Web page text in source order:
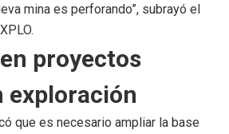
mina es perforando”, subrayó el
proyectos
exploración
que es necesario ampliar la base